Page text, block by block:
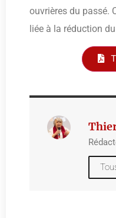
ouvrières du passé.
liée à la réduction